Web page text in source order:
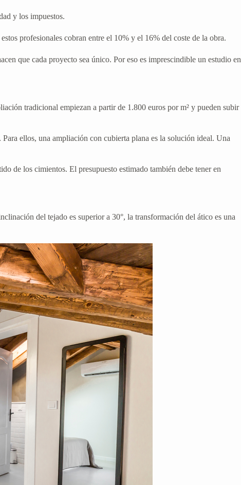
y los impuestos.
profesionales cobran entre el 10% y el 16% del coste de la obra.
que cada proyecto sea único. Por eso es imprescindible un estudio en
tradicional empiezan a partir de 1.800 euros por m² y pueden subir
ellos, una ampliación con cubierta plana es la solución ideal. Una
de los cimientos. El presupuesto estimado también debe tener en
del tejado es superior a 30°, la transformación del ático es una